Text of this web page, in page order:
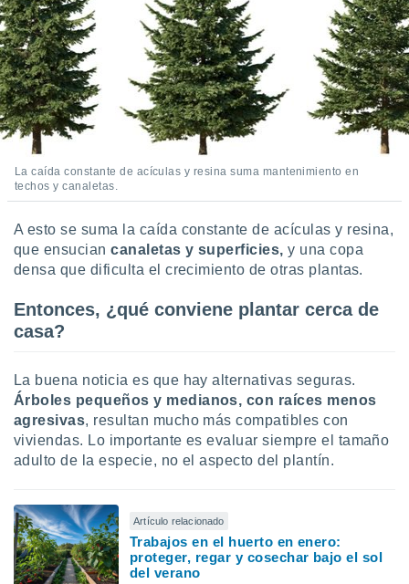
La caída constante de acículas y resina suma mantenimiento en
techos y canaletas.
A esto se suma la caída constante de acículas y resina,
que ensuciancanaletas y superficies, y una copa
densa que dificulta el crecimiento de otras plantas.
Entonces, ¿qué conviene plantar cerca de
casa?
La buena noticia es que hay alternativas seguras.
Árboles pequeños y medianos, con raíces menos
agresivas, resultan mucho más compatibles con
viviendas. Lo importante es evaluar siempre el tamaño
adulto de la especie, no el aspecto del plantín.
Artículo relacionado
Trabajos en el huerto en enero:
proteger, regar y cosechar bajo el sol
del verano